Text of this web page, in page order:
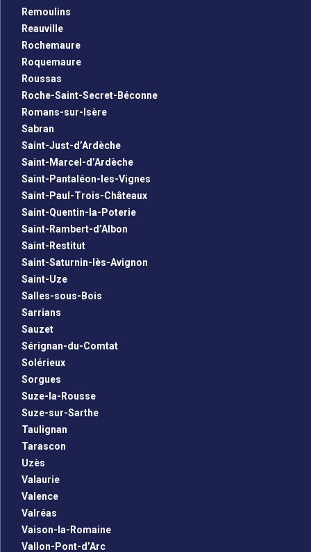
Remoulins
Reauville
Rochemaure
Roquemaure
Roussas
Roche-Saint-Secret-Béconne
Romans-sur-Isère
Sabran
Saint-Just-d’Ardèche
Saint-Marcel-d’Ardèche
Saint-Pantaléon-les-Vignes
Saint-Paul-Trois-Châteaux
Saint-Quentin-la-Poterie
Saint-Rambert-d’Albon
Saint-Restitut
Saint-Saturnin-lès-Avignon
Saint-Uze
Salles-sous-Bois
Sarrians
Sauzet
Sérignan-du-Comtat
Solérieux
Sorgues
Suze-la-Rousse
Suze-sur-Sarthe
Taulignan
Tarascon
Uzès
Valaurie
Valence
Valréas
Vaison-la-Romaine
Vallon-Pont-d’Arc